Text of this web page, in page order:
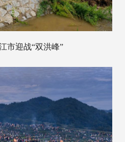
市迎战“双洪峰”